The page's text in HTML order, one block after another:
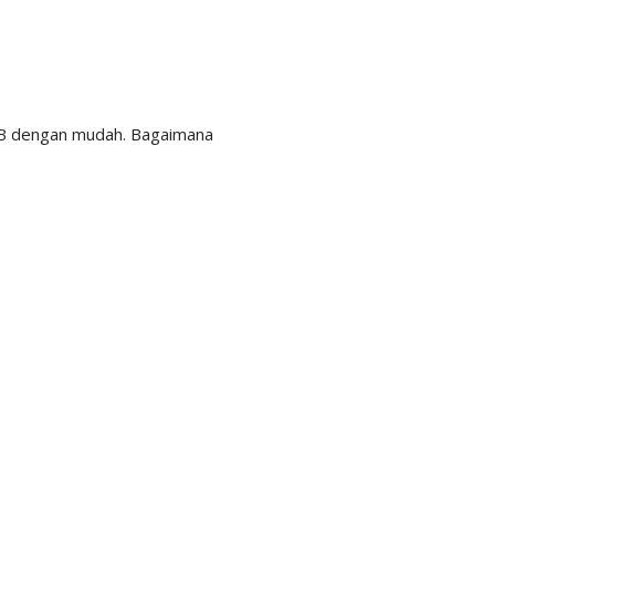
mudah. Bagaimana